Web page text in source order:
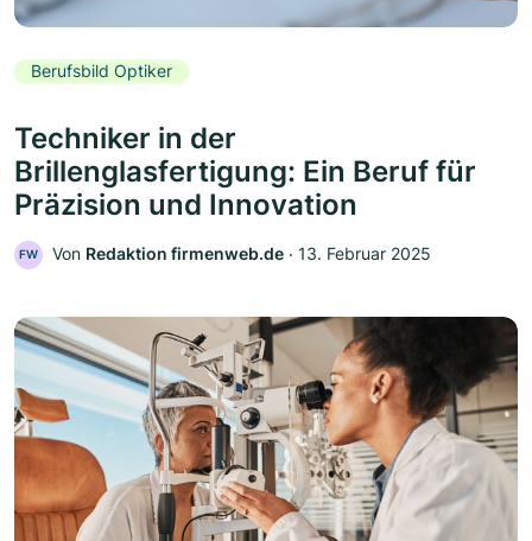
Berufsbild Optiker
Techniker in der
Brillenglasfertigung: Ein Beruf für
Präzision und Innovation
FW Von Redaktion firmenweb.de ‧ 13. Februar 2025